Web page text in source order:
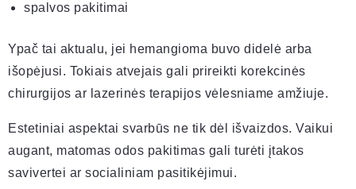
spalvos pakitimai
Ypač tai aktualu, jei hemangioma buvo didelė arba
išopėjusi. Tokiais atvejais gali prireikti korekcinės
chirurgijos ar lazerinės terapijos vėlesniame amžiuje.
Estetiniai aspektai svarbūs ne tik dėl išvaizdos. Vaikui
augant, matomas odos pakitimas gali turėti įtakos
savivertei ar socialiniam pasitikėjimui.